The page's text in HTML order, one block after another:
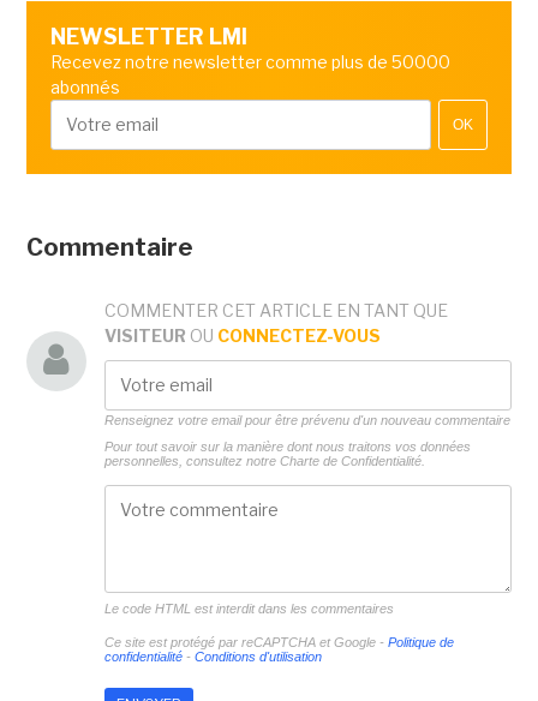
NEWSLETTER LMI
Recevez notre newsletter comme plus de 50000
abonnés
OK
Commentaire
COMMENTER CET ARTICLE EN TANT QUE
VISITEUR OU CONNECTEZ-VOUS
Renseignez votre email pour être prévenu d'un nouveau commentaire
Pour tout savoir sur la manière dont nous traitons vos données
personnelles, consultez notre Charte de Confidentialité.
Le code HTML est interdit dans les commentaires
Ce site est protégé par reCAPTCHA et Google - Politique de
confidentialité- Conditions d'utilisation